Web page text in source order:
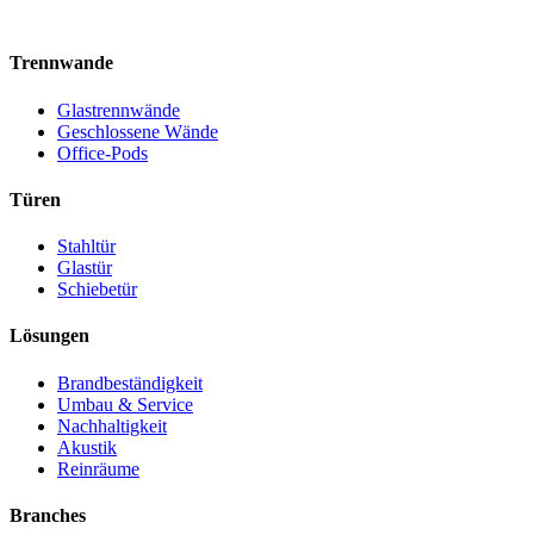
Trennwande
Glastrennwände
Geschlossene Wände
Office-Pods
Türen
Stahltür
Glastür
Schiebetür
Lösungen
Brandbeständigkeit
Umbau & Service
Nachhaltigkeit
Akustik
Reinräume
Branches